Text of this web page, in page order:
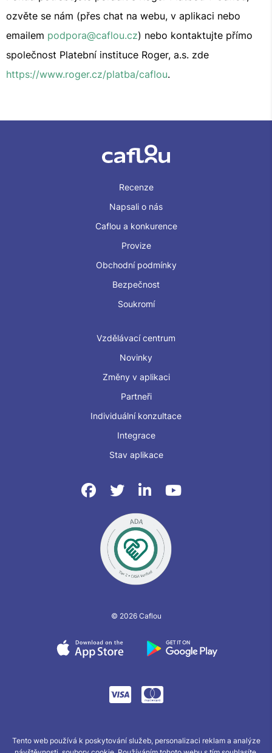
ozvěte se nám (přes chat na webu, v aplikaci nebo
emailem podpora@caflou.cz) nebo kontaktujte přímo
společnost Platební instituce Roger, a.s. zde
https://www.roger.cz/platba/caflou.
Recenze
Napsali o nás
Caflou a konkurence
Provize
Obchodní podmínky
Bezpečnost
Soukromí
Vzdělávací centrum
Novinky
Změny v aplikaci
Partneři
Individuální konzultace
Integrace
Stav aplikace
© 2026 Caflou
Tento web používá k poskytování služeb, personalizaci reklam a analýze